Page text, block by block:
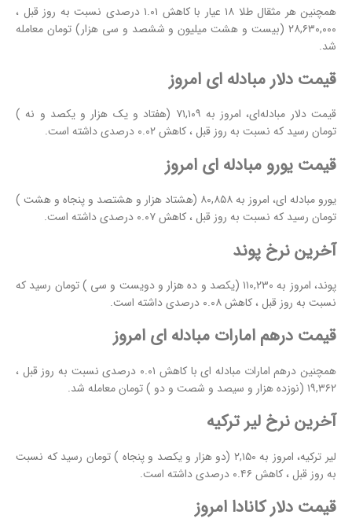
همچنین هر مثقال طلا ۱۸ عیار با کاهش ۱.۰۱ درصدی نسبت به روز قبل ،
۲۸,۶۳۰,۰۰۰ (بیست و هشت میلیون و ششصد و سی هزار) تومان معامله
شد.
قیمت دلار مبادله ای امروز
قیمت دلار
مبادله‌ای، امروز به ۷۱,۱۰۹ (هفتاد و یک هزار و یکصد و نه )
تومان رسید که نسبت به روز قبل ، کاهش ۰.۰۲ درصدی داشته است.
قیمت یورو مبادله ای امروز
یورو مبادله ای، امروز به ۸۰,۸۵۸ (هشتاد هزار و هشتصد و پنجاه و هشت )
تومان رسید که نسبت به روز قبل ، کاهش ۰.۰۷ درصدی داشته است.
آخرین نرخ پوند
پوند، امروز به ۱۱۰,۲۳۰ (یکصد و ده هزار و دویست و سی ) تومان رسید که
نسبت به روز قبل ، کاهش ۰.۰۸ درصدی داشته است.
قیمت درهم امارات مبادله ای امروز
همچنین درهم امارات مبادله ای با کاهش ۰.۰۱ درصدی نسبت به روز قبل ،
۱۹,۳۶۲ (نوزده هزار و سیصد و شصت و دو ) تومان معامله شد.
آخرین نرخ لیر ترکیه
لیر ترکیه، امروز به ۲,۱۵۰ (دو هزار و یکصد و پنجاه ) تومان رسید که نسبت
به روز قبل ، کاهش ۰.۴۶ درصدی داشته است.
قیمت دلار کانادا امروز